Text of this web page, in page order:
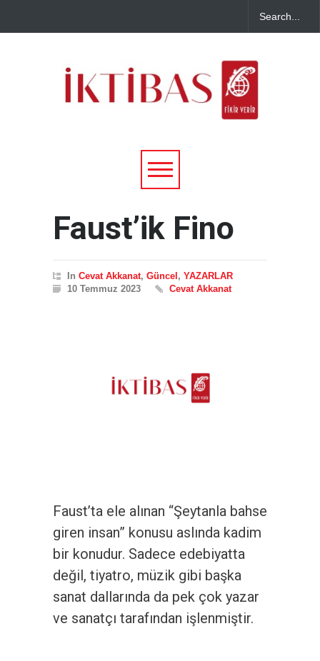
Faust’ik Fino
In Cevat Akkanat, Güncel, YAZARLAR
10 Temmuz 2023
Cevat Akkanat
Faust’ta ele alınan “Şeytanla bahse
giren insan” konusu aslında kadim
bir konudur. Sadece edebiyatta
değil, tiyatro, müzik gibi başka
sanat dallarında da pek çok yazar
ve sanatçı tarafından işlenmiştir.